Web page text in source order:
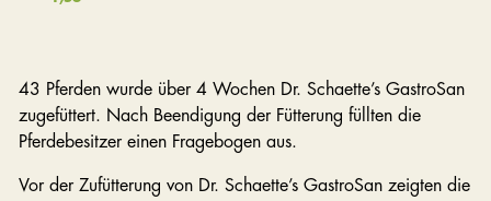
43 Pferden wurde über 4 Wochen Dr. Schaette’s GastroSan
zugefüttert. Nach Beendigung der Fütterung füllten die
Pferdebesitzer einen Fragebogen aus.
Vor der Zufütterung von Dr. Schaette’s GastroSan zeigten die